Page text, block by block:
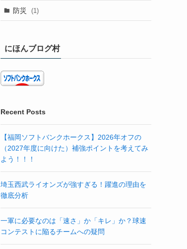
防災 (1)
にほんブログ村
Recent Posts
【福岡ソフトバンクホークス】2026年オフの
（2027年度に向けた）補強ポイントを考えてみ
よう！！！
埼玉西武ライオンズが強すぎる！躍進の理由を
徹底分析
一軍に必要なのは「速さ」か「キレ」か？球速
コンテストに陥るチームへの疑問